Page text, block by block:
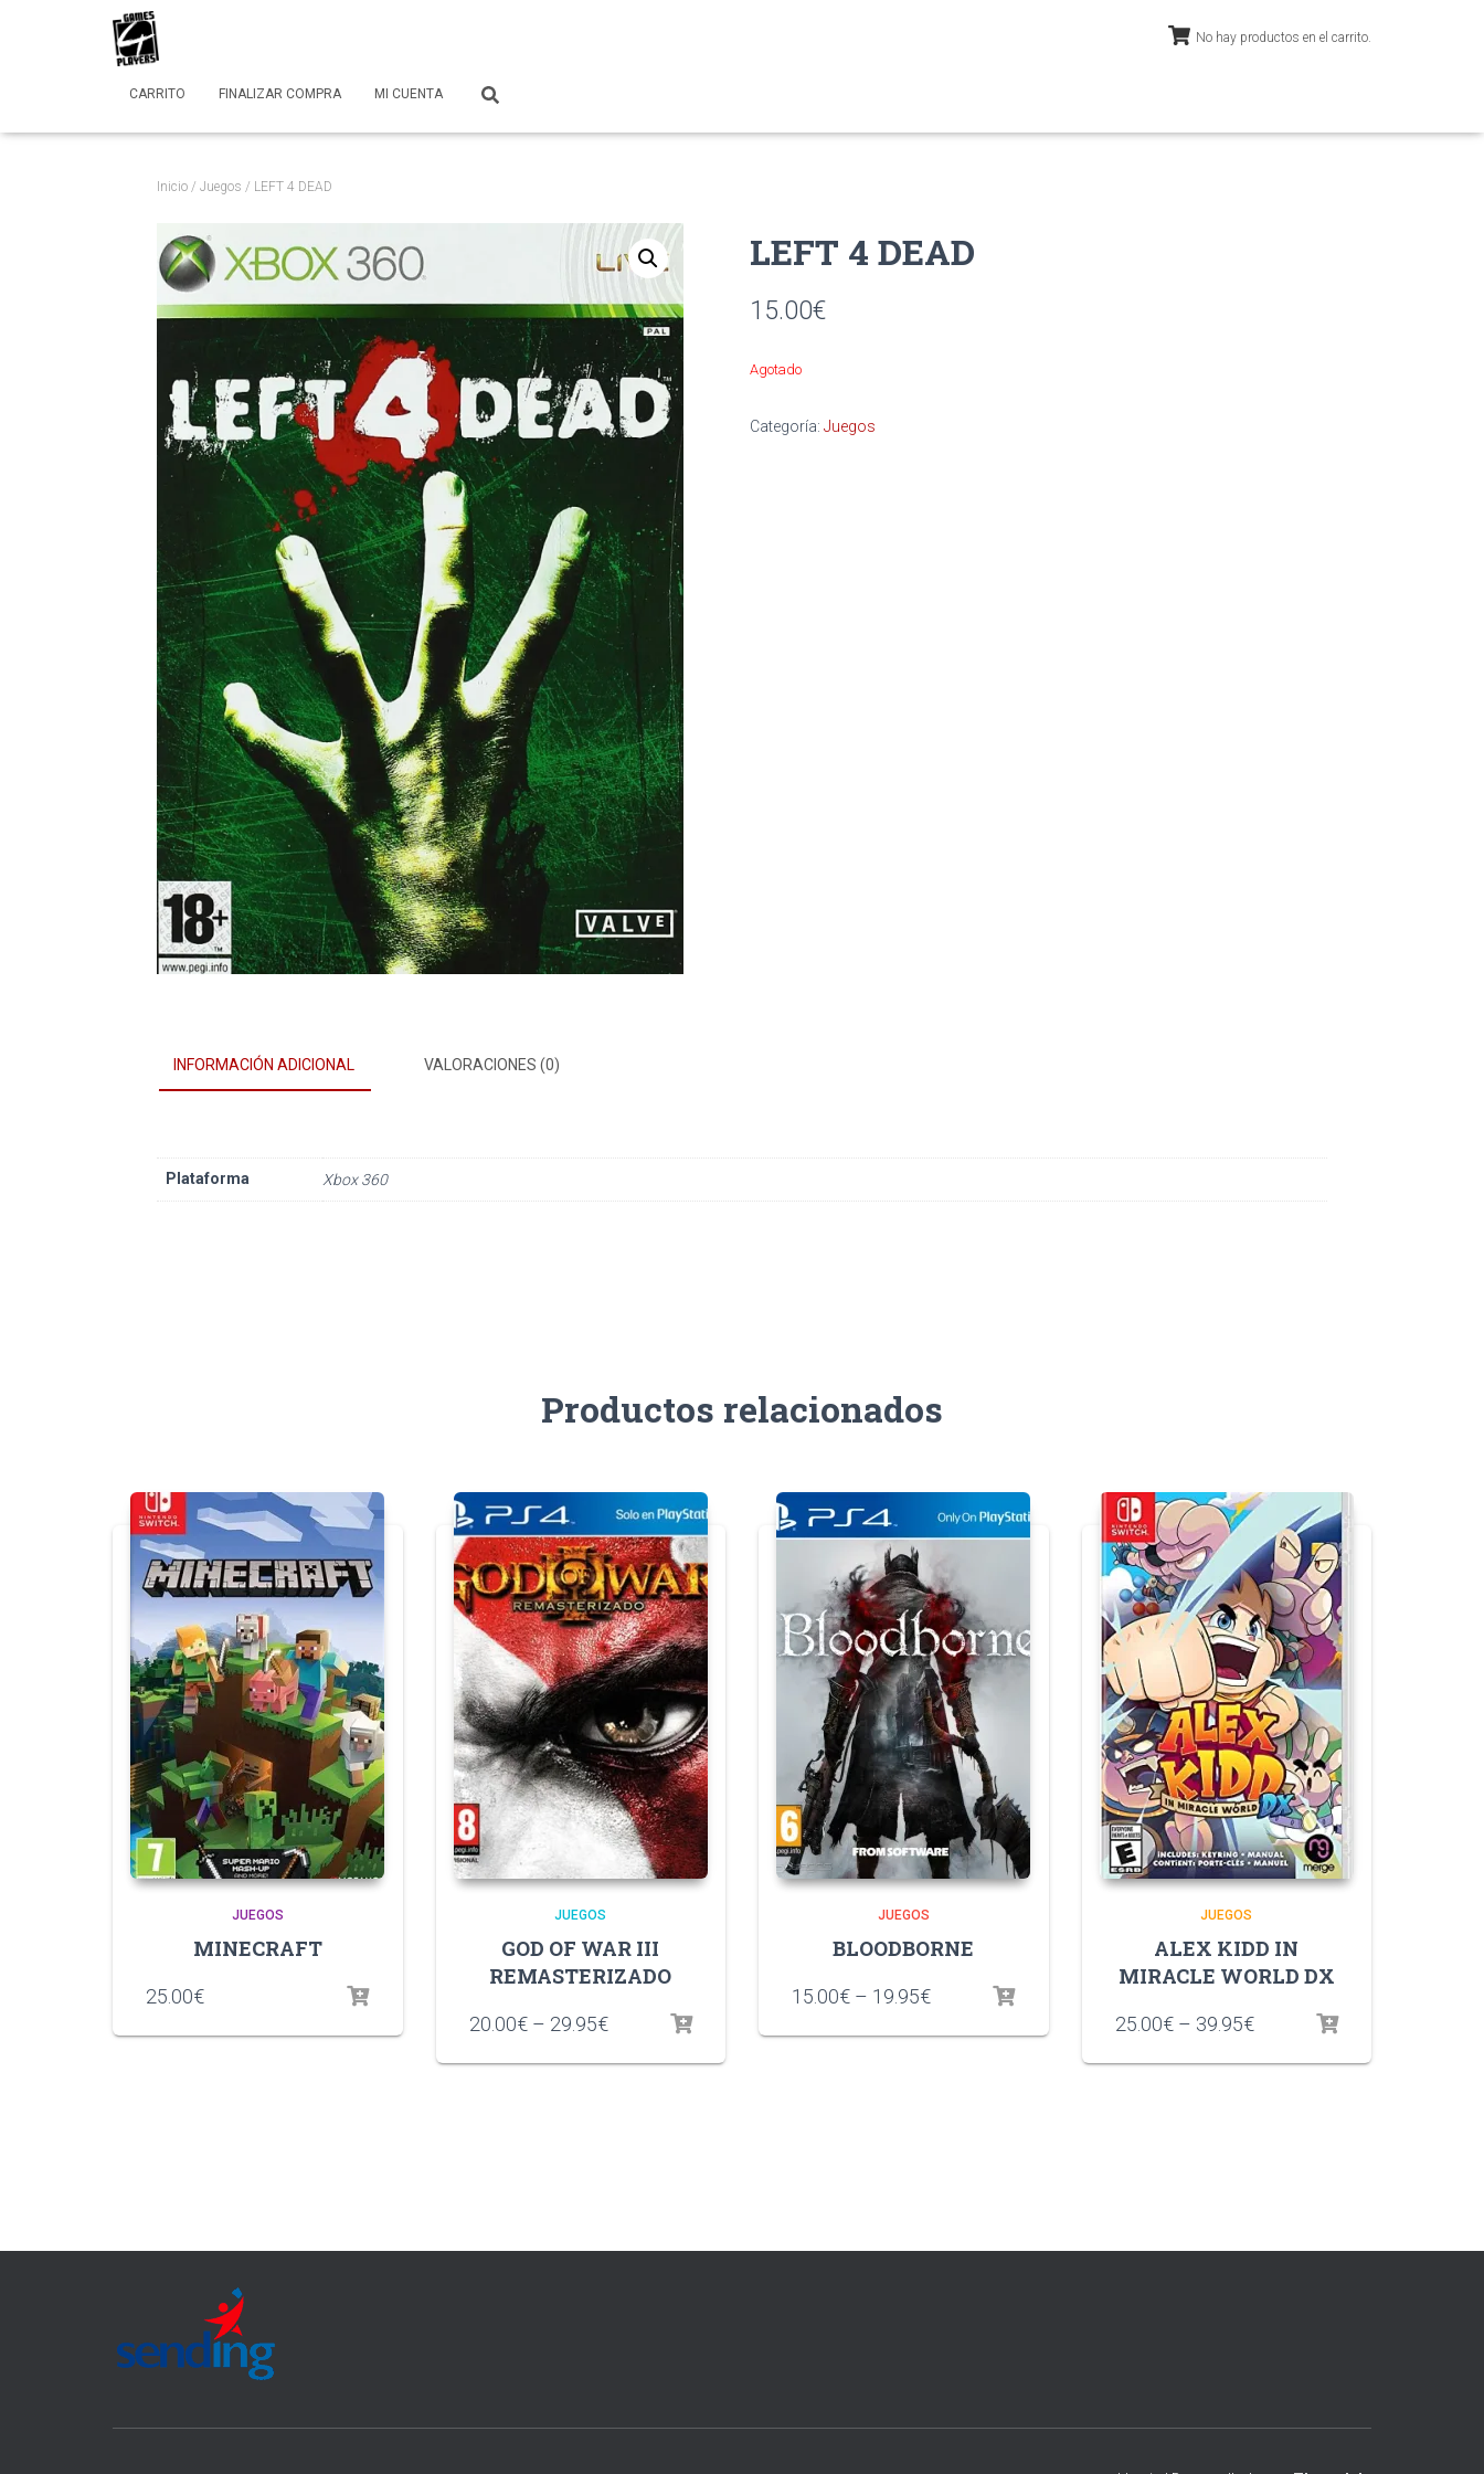
No hay productos en el carrito.
CARRITO FINALIZAR COMPRA MI CUENTA
Inicio / Juegos / LEFT 4 DEAD
LEFT 4 DEAD
15.00€
Agotado
Categoría: Juegos
INFORMACIÓN ADICIONAL VALORACIONES (0)
Plataforma Xbox 360
Productos relacionados
JUEGOS
MINECRAFT
25.00€
JUEGOS
GOD OF WAR III
REMASTERIZADO
20.00€– 29.95€
JUEGOS
BLOODBORNE
15.00€ – 19.95€
JUEGOS
ALEX KIDD IN
MIRACLE WORLD DX
25.00€– 39.95€